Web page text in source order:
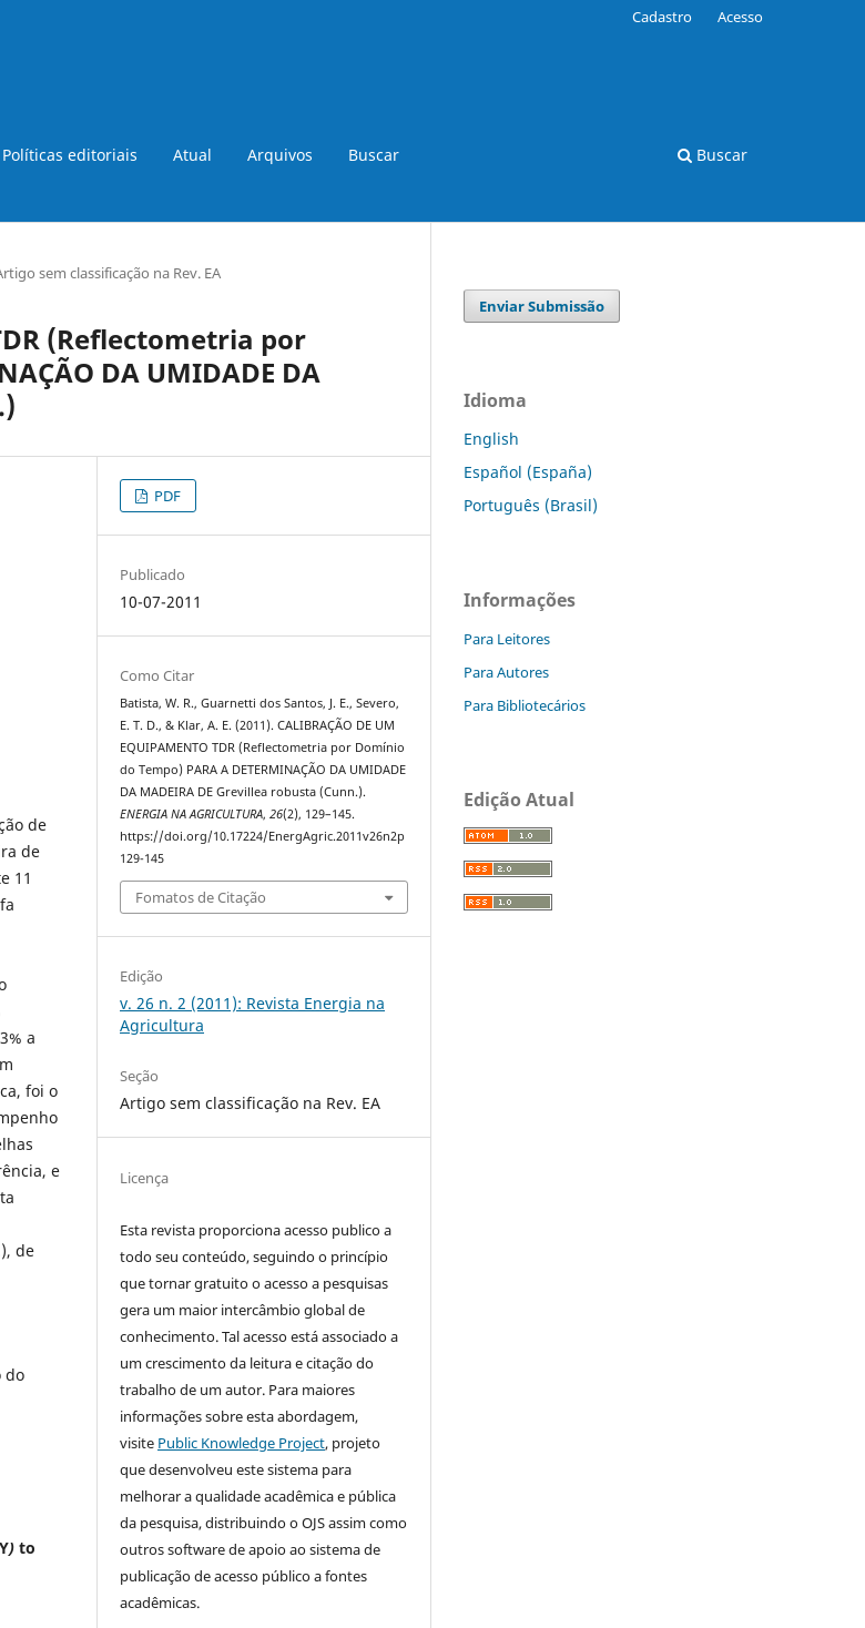
Políticas editoriais Atual Arquivos Buscar Buscar
Cadastro Acesso
sem classificação na Rev. EA
(Reflectometria por
DA UMIDADE DA
de
de
11
a
foi o
e
de
do
) to
PDF
Publicado
10-07-2011
Como Citar
Batista, W. R., Guarnetti dos Santos, J. E., Severo,
E. T. D., & Klar, A. E. (2011). CALIBRAÇÃO DE UM
EQUIPAMENTO TDR (Reflectometria por Domínio
do Tempo) PARA A DETERMINAÇÃO DA UMIDADE
DA MADEIRA DE Grevillea robusta (Cunn.).
ENERGIA NA AGRICULTURA,26(2), 129–145.
https://doi.org/10.17224/EnergAgric.2011v26n2p
129-145
Fomatos de Citação
Edição
v. 26 n. 2 (2011): Revista Energia na
Agricultura
Seção
Artigo sem classificação na Rev. EA
Licença
Esta revista proporciona acesso publico a
todo seu conteúdo, seguindo o princípio
que tornar gratuito o acesso a pesquisas
gera um maior intercâmbio global de
conhecimento. Tal acesso está associado a
um crescimento da leitura e citação do
trabalho de um autor. Para maiores
informações sobre esta abordagem,
visite Public Knowledge Project, projeto
que desenvolveu este sistema para
melhorar a qualidade acadêmica e pública
da pesquisa, distribuindo o OJS assim como
outros software de apoio ao sistema de
publicação de acesso público a fontes
acadêmicas.
Enviar Submissão
Idioma
English
Español (España)
Português (Brasil)
Informações
Para Leitores
Para Autores
Para Bibliotecários
Edição Atual